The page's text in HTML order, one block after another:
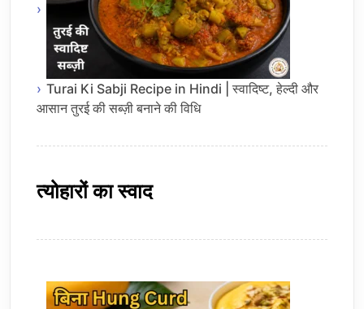
Turai Ki Sabji Recipe in Hindi | स्वादिष्ट, हेल्दी और
आसान तुरई की सब्ज़ी बनाने की विधि
त्योहारों का स्वाद